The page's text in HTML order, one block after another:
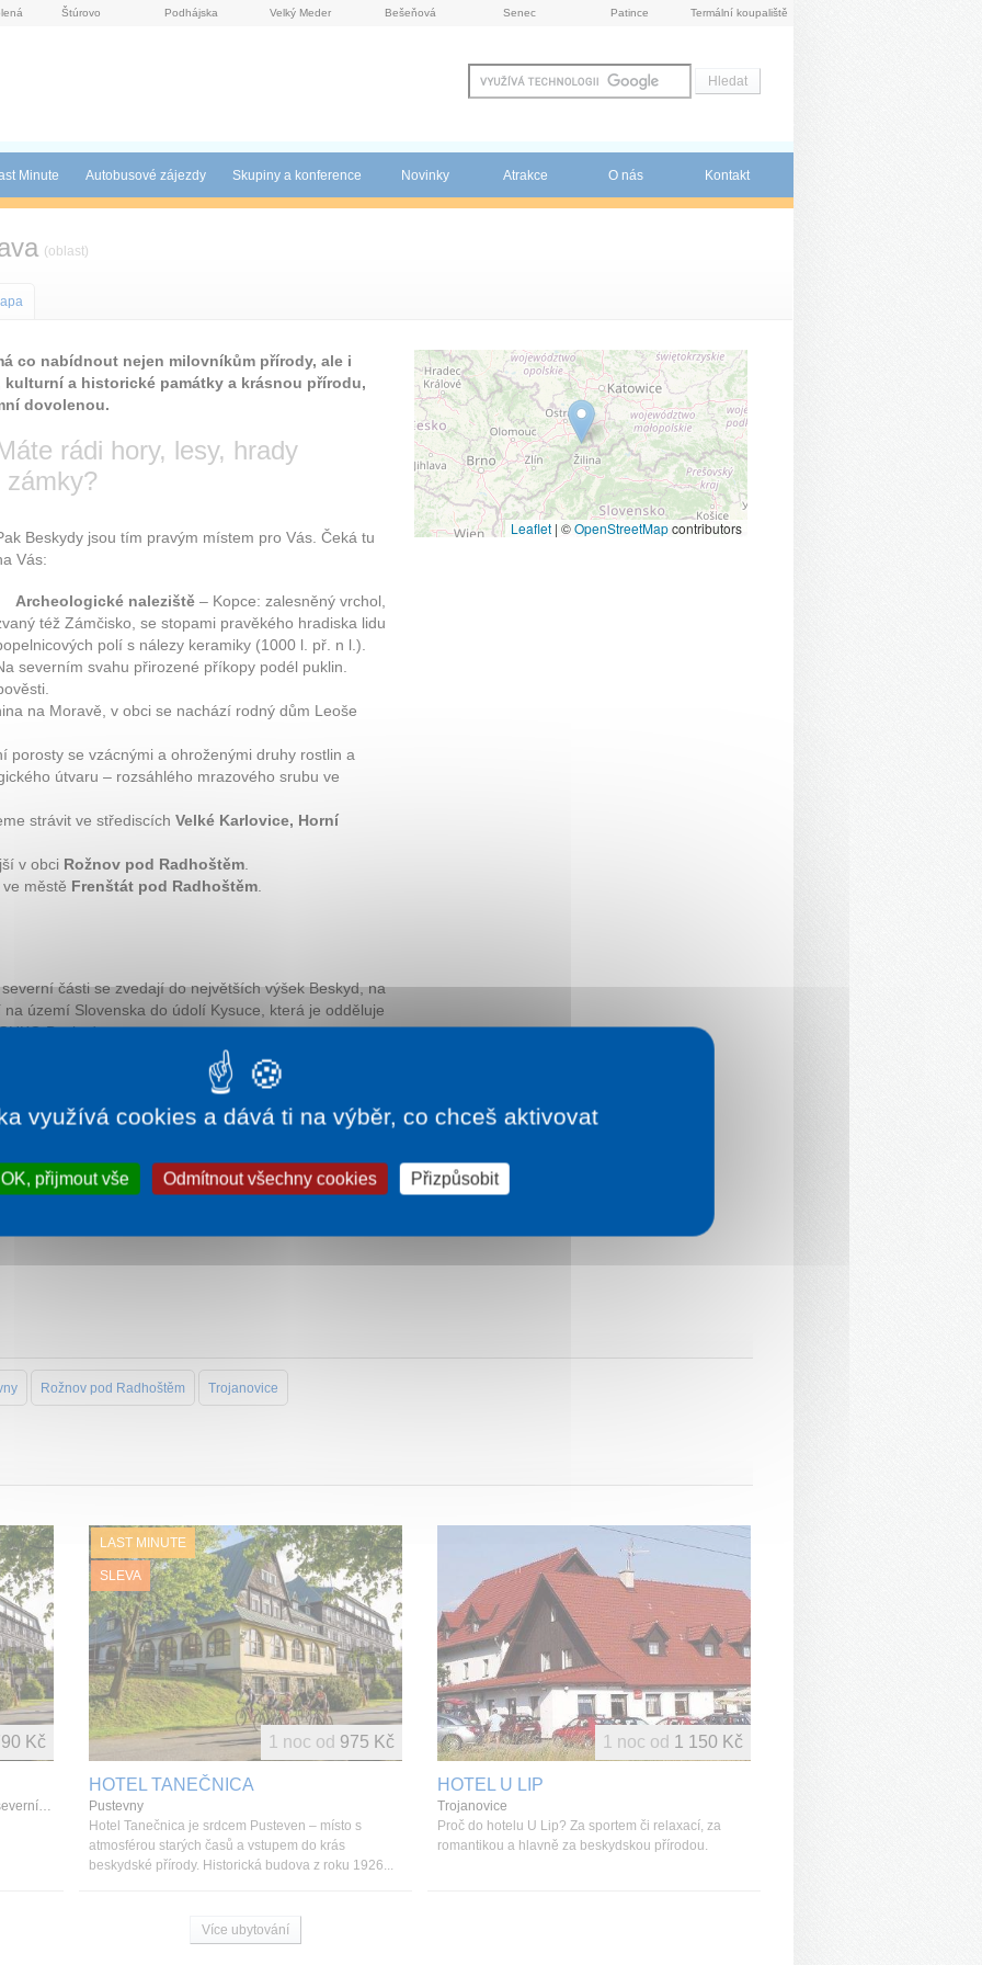
Štúrovo Podhájska Velký Meder Bešeňová Senec Patince Termální koupaliště
Minute Autobusové zájezdy Skupiny a konference Novinky Atrakce O nás Kontakt
(oblast)
co nabídnout nejen milovníkům přírody, ale i
a historické památky a krásnou přírodu,
dovolenou.
rádi hory, lesy, hrady
zámky?
Beskydy jsou tím pravým místem pro Vás. Čeká tu
Vás:
Archeologické naleziště – Kopce: zalesněný vrchol,
též Zámčisko, se stopami pravěkého hradiska lidu
polí s nálezy keramiky (1000 l. př. n l.).
severním svahu přirozené příkopy podél puklin.
na Moravě, v obci se nachází rodný dům Leoše
porosty se vzácnými a ohroženými druhy rostlin a
útvaru – rozsáhlého mrazového srubu ve
strávit ve střediscích Velké Karlovice, Horní
v obci Rožnov pod Radhoštěm
městě Frenštát pod Radhoštěm
části se zvedají do největších výšek Beskyd, na
území Slovenska do údolí Kysuce, která je odděluje
Beskydy.
Beskyd, rozkládají se na břehu řeky Olše,
Beskydy.
Beskyd na severu jsou odděleny Rožnovskou
údolím vsetínské Bečvy, stejně jako od
součástí pásma podbeskydské pahorkatiny.
Leaflet | ©OpenStreetMapcontributors
Rožnov pod Radhoštěm Trojanovice
HOTEL TANEČNICA, Pustevny, Beskydy a severní Morava, Česká republika
Kč
LAST MINUTE
SLEVA
HOTEL TANEČNICA
Pustevny
Hotel Tanečnica je srdcem Pusteven – místo s
atmosférou starých časů a vstupem do krás
beskydské přírody. Historická budova z roku 1926...
1 noc od 975 Kč
HOTEL U LIP
Trojanovice
Proč do hotelu U Lip? Za sportem či relaxací, za
romantikou a hlavně za beskydskou přírodou.
1 noc od 1 150 Kč
Více ubytování
využívá cookies a dává ti na výběr, co chceš aktivovat
OK, přijmout vše Odmítnout všechny cookies Přizpůsobit